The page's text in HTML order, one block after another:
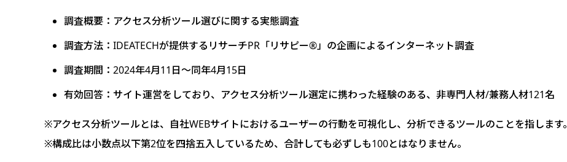
調査概要：アクセス分析ツール選びに関する実態調査
調査方法：IDEATECHが提供するリサーチPR「リサピー®︎」の企画によるインターネット調査
調査期間：2024年4月11日〜同年4月15日
有効回答：サイト運営をしており、アクセス分析ツール選定に携わった経験のある、非専門人材/兼務人材121名
※アクセス分析ツールとは、自社WEBサイトにおけるユーザーの行動を可視化し、分析できるツールのことを指します。
※構成比は小数点以下第2位を四捨五入しているため、合計しても必ずしも100とはなりません。